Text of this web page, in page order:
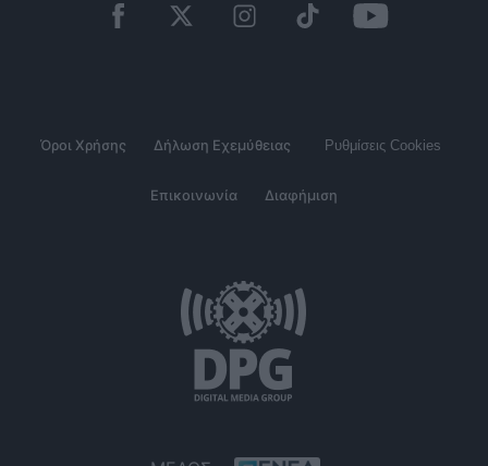
Όροι Χρήσης Δήλωση Εχεμύθειας Ρυθμίσεις Cookies
Επικοινωνία Διαφήμιση